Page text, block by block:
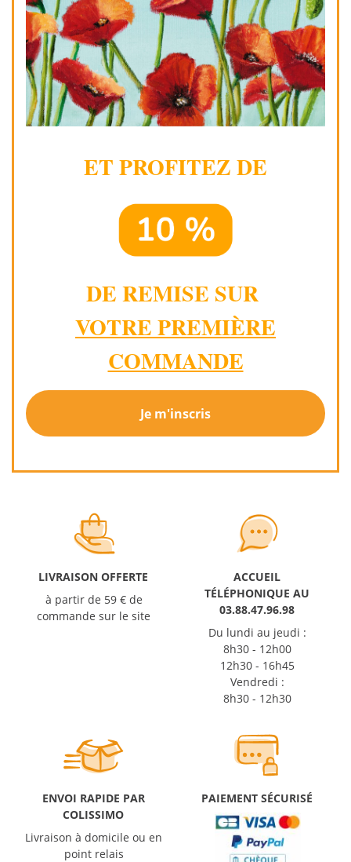
ET PROFITEZ DE
DE REMISE SUR
VOTRE PREMIÈRE
COMMANDE
Je m'inscris
LIVRAISON OFFERTE
à partir de 59 € de
commande sur le site
ACCUEIL
TÉLÉPHONIQUE AU
03.88.47.96.98
Du lundi au jeudi :
8h30 - 12h00
12h30 - 16h45
Vendredi :
8h30 - 12h30
ENVOI RAPIDE PAR
COLISSIMO
Livraison à domicile ou en
point relais
PAIEMENT SÉCURISÉ